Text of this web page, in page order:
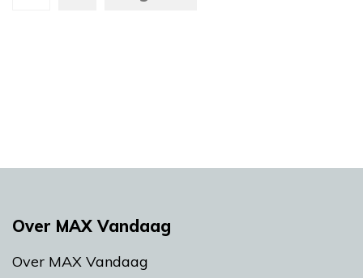
Over MAX Vandaag
Over MAX Vandaag